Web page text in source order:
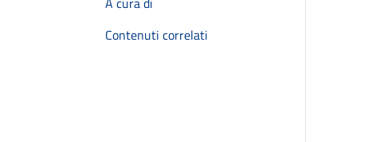
Contenuti correlati